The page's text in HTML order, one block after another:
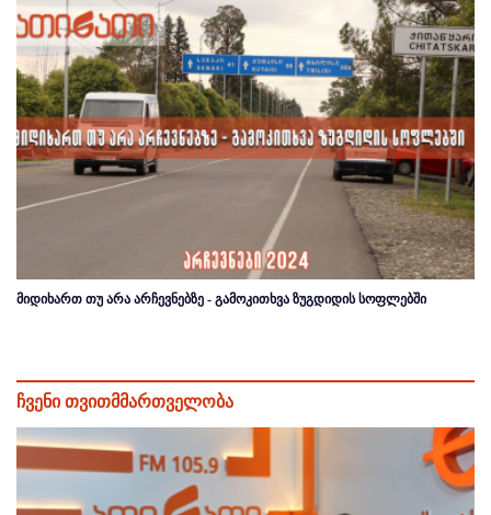
მიდიხართ თუ არა არჩევნებზე - გამოკითხვა ზუგდიდის სოფლებში
ჩვენი თვითმმართველობა